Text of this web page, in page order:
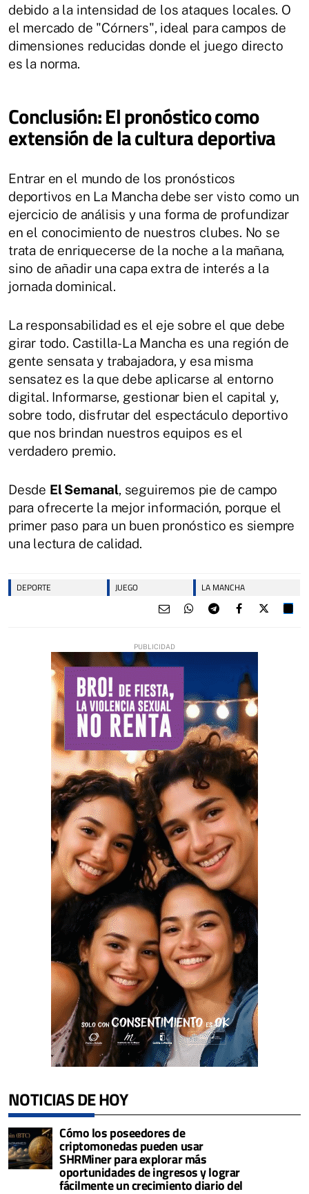
debido a la intensidad de los ataques locales. O
el mercado de "Córners", ideal para campos de
dimensiones reducidas donde el juego directo
es la norma.
Conclusión: El pronóstico como
extensión de la cultura deportiva
Entrar en el mundo de los pronósticos
deportivos en La Mancha debe ser visto como un
ejercicio de análisis y una forma de profundizar
en el conocimiento de nuestros clubes. No se
trata de enriquecerse de la noche a la mañana,
sino de añadir una capa extra de interés a la
jornada dominical.
La responsabilidad es el eje sobre el que debe
girar todo. Castilla-La Mancha es una región de
gente sensata y trabajadora, y esa misma
sensatez es la que debe aplicarse al entorno
digital. Informarse, gestionar bien el capital y,
sobre todo, disfrutar del espectáculo deportivo
que nos brindan nuestros equipos es el
verdadero premio.
Desde El Semanal, seguiremos pie de campo
para ofrecerte la mejor información, porque el
primer paso para un buen pronóstico es siempre
una lectura de calidad.
DEPORTE JUEGO LA MANCHA
NOTICIAS DE HOY
Cómo los poseedores de
criptomonedas pueden usar
SHRMiner para explorar más
oportunidades de ingresos y lograr
fácilmente un crecimiento diario del